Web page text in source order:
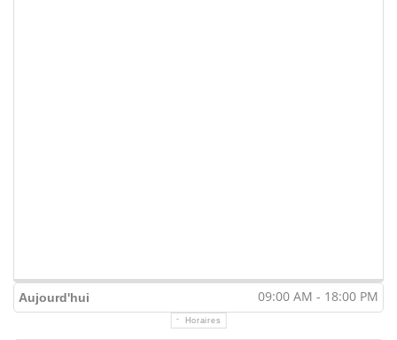
Aujourd'hui 09:00 AM - 18:00 PM
Horaires